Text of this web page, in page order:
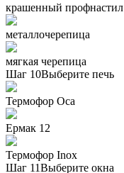
крашенный профнастил
металлочерепица
мягкая черепица
Шаг 10Выберите печь
Термофор Oса
Ермак 12
Термофор Inox
Шаг 11Выберите окна